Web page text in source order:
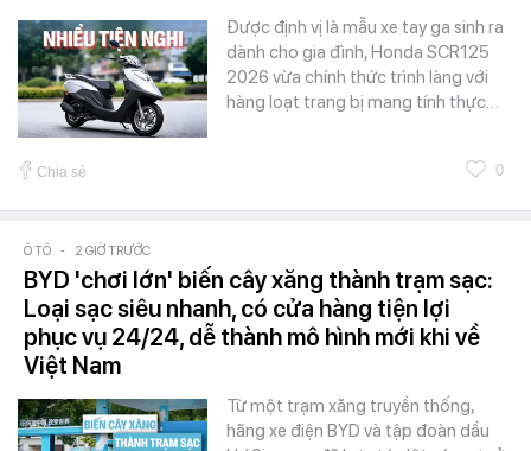
Được định vị là mẫu xe tay ga sinh ra
dành cho gia đình, Honda SCR125
2026 vừa chính thức trình làng với
hàng loạt trang bị mang tính thực…
Chia sẻ 0
Ô TÔ - 2 GIỜ TRƯỚC
BYD 'chơi lớn' biến cây xăng thành trạm sạc:
Loại sạc siêu nhanh, có cửa hàng tiện lợi
phục vụ 24/24, dễ thành mô hình mới khi về
Việt Nam
Từ một trạm xăng truyền thống,
hãng xe điện BYD và tập đoàn dầu